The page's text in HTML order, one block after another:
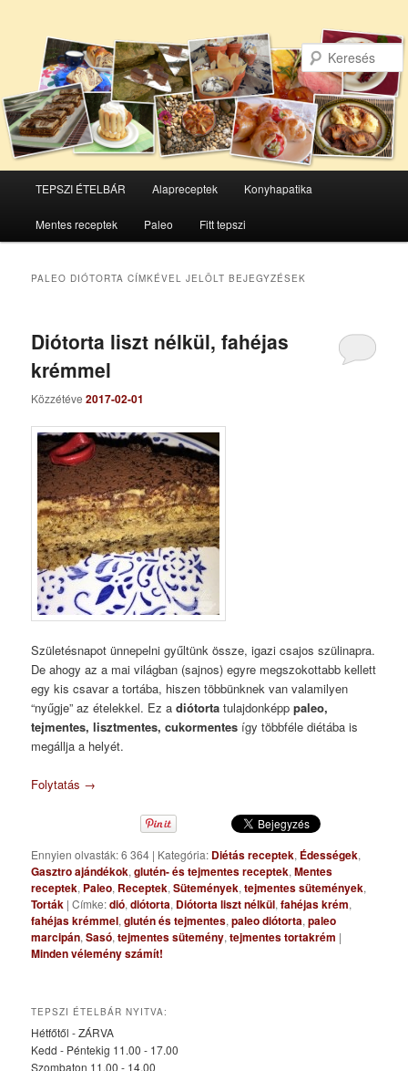
Tovább
az
elsődleges
Tovább
a
másodlagos
TEPSZI ÉTELBÁR Alapreceptek Konyhapatika
Mentes receptek Paleo Fitt tepszi
PALEO DIÓTORTA CÍMKÉVEL JELÖLT BEJEGYZÉSEK
Diótorta liszt nélkül, fahéjas
krémmel
Közzétéve2017-02-01
Születésnapot ünnepelni gyűltünk össze, igazi csajos szülinapra.
De ahogy az a mai világban (sajnos) egyre megszokottabb kellett
egy kis csavar a tortába, hiszen többünknek van valamilyen
“nyűgje” az ételekkel. Ez adiótorta tulajdonképppaleo,
tejmentes, lisztmentes, cukormentes így többféle diétába is
megállja a helyét.
Folytatás →
Ennyien olvasták: 6 364 | Kategória: Diétás receptek, Édességek,
Gasztro ajándékok,glutén- és tejmentes receptek,Mentes
receptek, Paleo, Receptek,Sütemények,tejmentes sütemények,
Torták |Címke:dió,diótorta, Diótorta liszt nélkül,fahéjas krém,
fahéjas krémmel,glutén és tejmentes,paleo diótorta,paleo
marcipán,Sasó,tejmentes sütemény,tejmentes tortakrém |
Minden vélemény számít!
TEPSZI ÉTELBÁR NYITVA:
Hétfőtől - ZÁRVA
Kedd - Péntekig 11.00 - 17.00
Szombaton 11.00 - 14.00